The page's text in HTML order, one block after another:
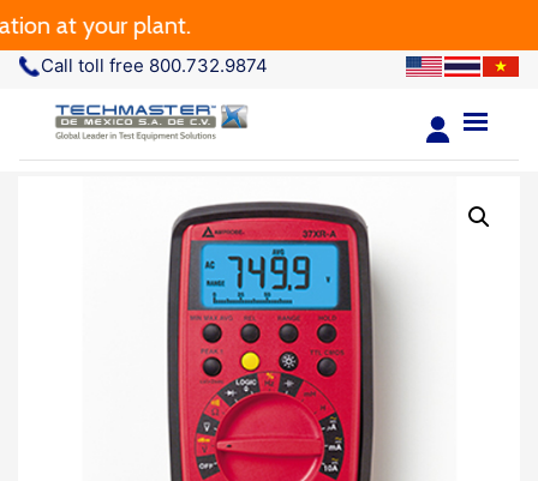
at your plant.
Call toll free 800.732.9874